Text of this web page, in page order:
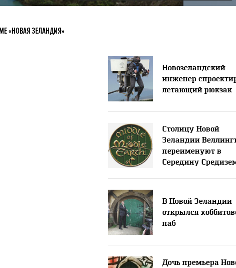
«НОВАЯ ЗЕЛАНДИЯ»
Новозеландский
инженер
летающий рюкзак
Столицу Новой
Зеландии
переименуют в
Середину
В Новой Зеландии
открылся
паб
Дочь премьера